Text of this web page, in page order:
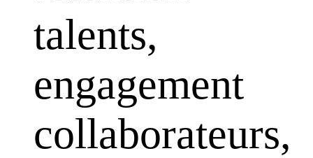
talents,
engagement
collaborateurs,